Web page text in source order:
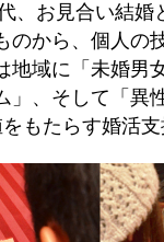
、お見合い結婚
のから、個人の
地域に「未婚男
」、そして「異
もたらす婚活